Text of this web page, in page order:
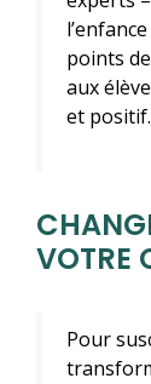
points
aux
et positif.
VOTRE
Pour